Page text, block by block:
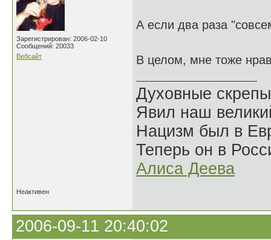
Зарегистрирован: 2006-02-10
Сообщений: 20033
Вебсайт
А если два раза
В целом, мне тоже
Духовные
Явил наш
Нацизм был в
Теперь он в
Алиса Деева
Неактивен
2006-09-11 20:40:02